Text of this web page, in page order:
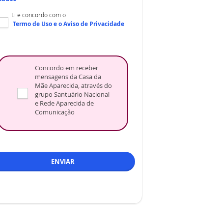
Li e concordo com o
Termo de Usoe oAviso de Privacidade
Concordo em receber
mensagens da Casa da
Mãe Aparecida, através do
grupo Santuário Nacional
e Rede Aparecida de
Comunicação
ENVIAR